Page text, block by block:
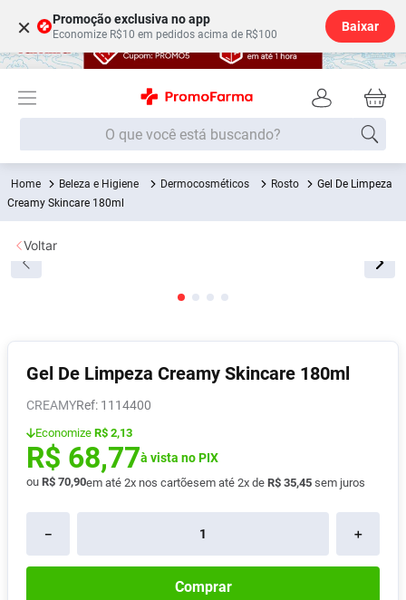
× Promoção exclusiva no app
Economize R$10 em pedidos acima de R$100
Baixar
O que você está buscando?
Beleza e Higiene Dermocosméticos Rosto
Gel De Limpeza
Creamy Skincare 180ml
Gel De Limpeza Creamy Skincare 180ml
CREAMY : 1114400
Economize R$ 2,13
R$ 68,77à vista no PIX
ou R$ 70,90em até 2x nos cartõesem até 2x de R$ 35,45 sem juros
＋
－
Comprar
Voltar
Termos mais buscados
1º Fralda
2
5º Fralda G
6º Desodorante
7º Shampoo
8º Pampers Confort Sec
9 Vitamina D
10º Soro Fisiológico